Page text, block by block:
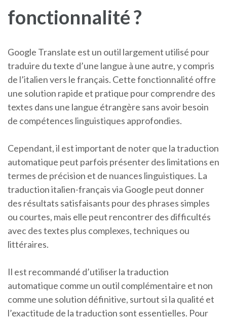
fonctionnalité ?
Google Translate est un outil largement utilisé pour
traduire du texte d’une langue à une autre, y compris
de l’italien vers le français. Cette fonctionnalité offre
une solution rapide et pratique pour comprendre des
textes dans une langue étrangère sans avoir besoin
de compétences linguistiques approfondies.
Cependant, il est important de noter que la traduction
automatique peut parfois présenter des limitations en
termes de précision et de nuances linguistiques. La
traduction italien-français via Google peut donner
des résultats satisfaisants pour des phrases simples
ou courtes, mais elle peut rencontrer des difficultés
avec des textes plus complexes, techniques ou
littéraires.
Il est recommandé d’utiliser la traduction
automatique comme un outil complémentaire et non
comme une solution définitive, surtout si la qualité et
l’exactitude de la traduction sont essentielles. Pour